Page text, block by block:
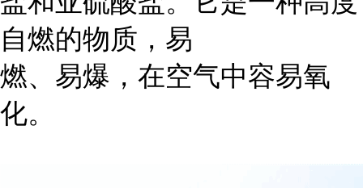
自燃的物质，易
燃、易爆，在空气中容易氧
化。